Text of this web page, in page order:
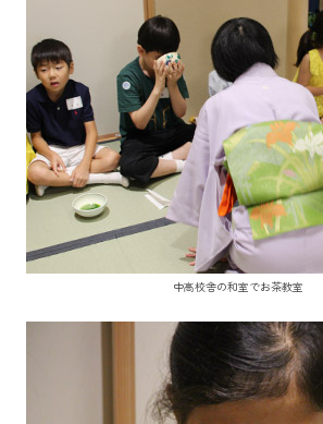
中高校舎の和室でお茶教室